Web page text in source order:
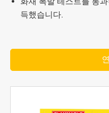
득했습니다.